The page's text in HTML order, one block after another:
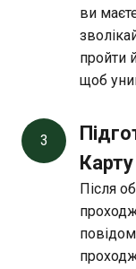
ви
пройти
щоб
3
Карту
Після